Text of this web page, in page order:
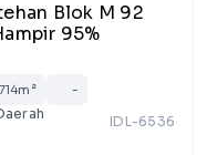
Blok M 92
95%
-
IDL-6536